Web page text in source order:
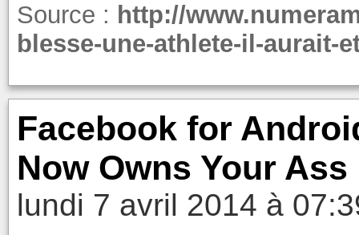
Source : http://
blesse-une-athlete-il-aurait-
Facebook for
Now Owns Your Ass
lundi 7 avril 2014 à